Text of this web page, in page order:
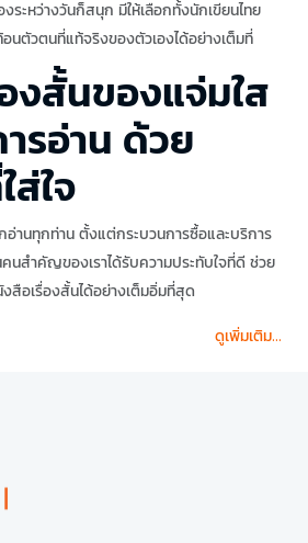
ระหว่างวันก็สนุก มีให้เลือกทั้งนักเขียนไทย
นตัวตนที่แท้จริงของตัวเองได้อย่างเต็มที่
งสั้นของแจ่มใส
รอ่าน ด้วย
ใจ
อ่านทุกท่าน ตั้งแต่กระบวนการซื้อและบริการ
นสำคัญของเราได้รับความประทับใจที่ดี ช่วย
อเรื่องสั้นได้อย่างเต็มอิ่มที่สุด
ดูเพิ่มเติม...